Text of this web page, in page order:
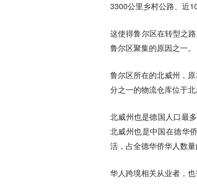
3300公里乡村公路、近
这使得鲁尔区在转型之
鲁尔区聚集的原因之一。
鲁尔区所在的北威州，
分之一的物流仓库位于北
北威州也是德国人口最
北威州也是中国在德华
活，占全德华侨华人数量
华人跨境相关从业者，也